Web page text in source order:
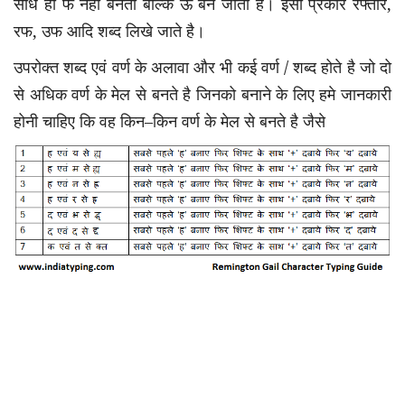
रफ, उफ आदि शब्द लिखे जाते है।
उपरोक्त शब्द एवं वर्ण के अलावा और भी कई वर्ण / शब्द होते है जो दो
से अधिक वर्ण के मेल से बनते है जिनको बनाने के लिए हमे जानकारी
होनी चाहिए कि वह किन–किन वर्ण के मेल से बनते है जैसे